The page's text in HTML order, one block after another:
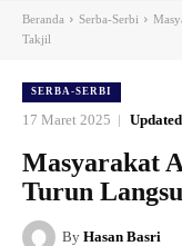
Beranda Serba-Serbi
Takjil
SERBA-SERBI
17 Maret 2025
Masyarakat
Turun
By Hasan Basri